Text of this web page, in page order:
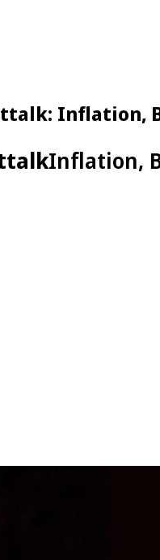
Inflation,
Inflation,